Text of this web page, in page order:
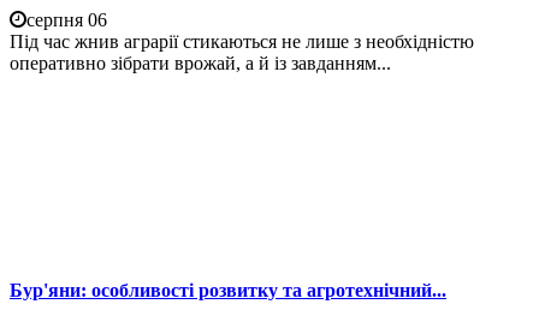
серпня 06
Під час жнив аграрії стикаються не лише з необхідністю
оперативно зібрати врожай, а й із завданням...
Бур'яни: особливості розвитку та агротехнічний...